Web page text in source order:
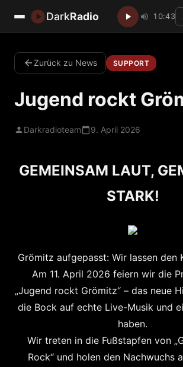
DarkRadio 10:43
Zurück zu News SUPPORT
Jugend rockt
Darkradioteam 9. April 2026
GEMEINSAM LAUT,
STARK!
​Grömitz aufgepasst: Wir lassen den
Am 11. April 2026 feiern wir die
„Jugend rockt Grömitz“ – das neue
die Bock auf echte Live-Musik und
haben.
​Wir treten in die Fußstapfen von
Rock“ und holen den Nachwuchs